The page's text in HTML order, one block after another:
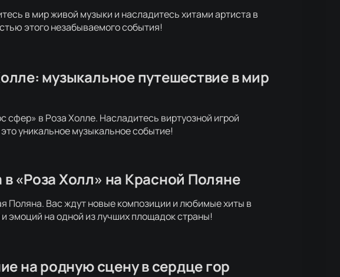
в мир живой музыки и насладитесь хитами артиста в
этого незабываемого события!
музыкальное путешествие в мир
в Роза Холле. Насладитесь виртуозной игрой
уникальное музыкальное событие!
«Роза Холл» на Красной Поляне
Поляна. Вас ждут новые композиции и любимые хиты в
эмоций на одной из лучших площадок страны!
на родную сцену в сердце гор